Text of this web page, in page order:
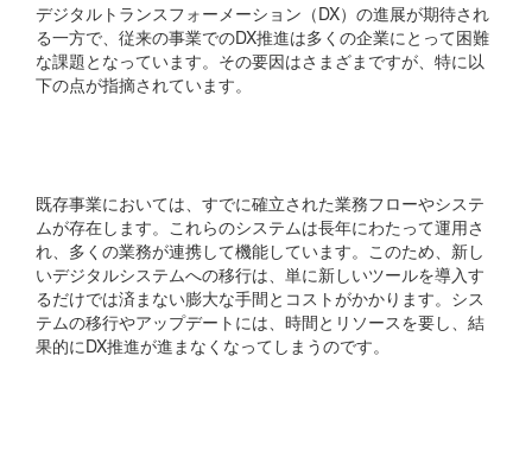
デジタルトランスフォーメーション（DX）の進展が期待され
る一方で、従来の事業でのDX推進は多くの企業にとって困難
な課題となっています。その要因はさまざまですが、特に以
下の点が指摘されています。
既存事業においては、すでに確立された業務フローやシステ
ムが存在します。これらのシステムは長年にわたって運用さ
れ、多くの業務が連携して機能しています。このため、 新し
いデジタルシステムへの移行は、単に新しいツールを導入す
るだけでは済まない膨大な手間とコストがかかります。シス
テムの移行やアップデートには、時間とリソースを要し、結
果的にDX推進が進まなくなってしまうのです。